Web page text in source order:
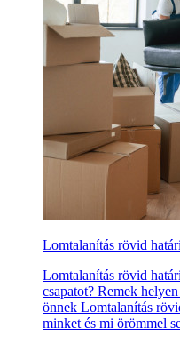
Lomtalanítás rövid
Lomtalanítás rövid
csapatot? Remek
önnek Lomtalanítás
minket és mi örömmel